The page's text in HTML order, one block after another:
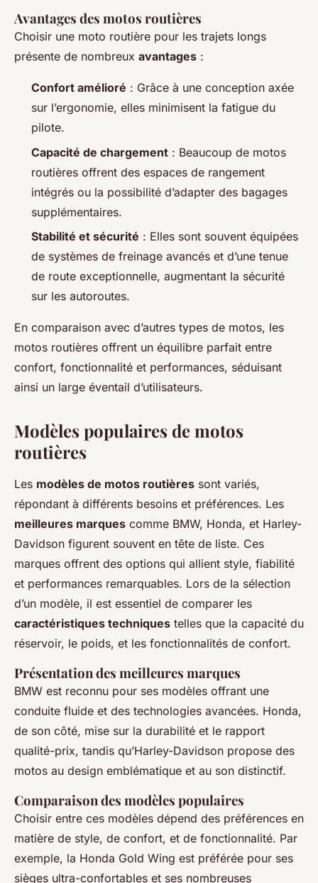
Avantages des motos routières
Choisir une moto routière pour les trajets longs
présente de nombreux avantages :
Confort amélioré : Grâce à une conception axée
sur l’ergonomie, elles minimisent la fatigue du
pilote.
Capacité de chargement : Beaucoup de motos
routières offrent des espaces de rangement
intégrés ou la possibilité d’adapter des bagages
supplémentaires.
Stabilité et sécurité : Elles sont souvent équipées
de systèmes de freinage avancés et d’une tenue
de route exceptionnelle, augmentant la sécurité
sur les autoroutes.
En comparaison avec d’autres types de motos, les
motos routières offrent un équilibre parfait entre
confort, fonctionnalité et performances, séduisant
ainsi un large éventail d’utilisateurs.
Modèles populaires de motos
routières
Les modèles de motos routières sont variés,
répondant à différents besoins et préférences. Les
meilleures marques comme BMW, Honda, et Harley-
Davidson figurent souvent en tête de liste. Ces
marques offrent des options qui allient style, fiabilité
et performances remarquables. Lors de la sélection
d’un modèle, il est essentiel de comparer les
caractéristiques techniques telles que la capacité du
réservoir, le poids, et les fonctionnalités de confort.
Présentation des meilleures marques
BMW est reconnu pour ses modèles offrant une
conduite fluide et des technologies avancées. Honda,
de son côté, mise sur la durabilité et le rapport
qualité-prix, tandis qu’Harley-Davidson propose des
motos au design emblématique et au son distinctif.
Comparaison des modèles populaires
Choisir entre ces modèles dépend des préférences en
matière de style, de confort, et de fonctionnalité. Par
exemple, la Honda Gold Wing est préférée pour ses
sièges ultra-confortables et ses nombreuses